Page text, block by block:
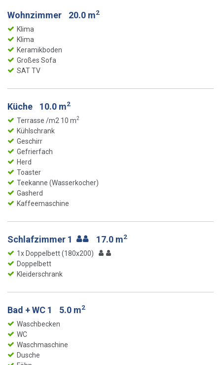
Wohnzimmer 20.0 m2
Klima
Klima
Keramikboden
Großes Sofa
SAT TV
Küche 10.0 m2
Terrasse /m2 10 m2
Kühlschrank
Geschirr
Gefrierfach
Herd
Toaster
Teekanne (Wasserkocher)
Gasherd
Kaffeemaschine
Schlafzimmer 1 17.0 m2
1x Doppelbett (180x200)
Doppelbett
Kleiderschrank
Bad + WC 1 5.0 m2
Waschbecken
WC
Waschmaschine
Dusche